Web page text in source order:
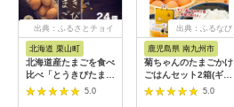
出典：ふるさとチョイ
北海道 栗山町
北海道産たまごを食べ
比べ「とうきびたまご
３種」６個入×４パッ
ク 酒井農場 B043
5.0
出典：ふるなび
鹿児島県 南九州市
菊ちゃんのたまごかけ
ごはんセット2箱(ギフ
ト箱・おみやげ手提げ
袋付)【配送不可地
5.0